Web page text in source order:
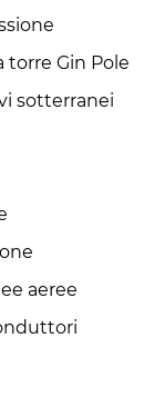
Gin Pole
sotterranei
aeree